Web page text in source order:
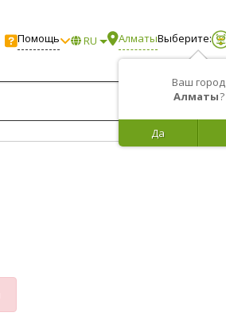
Помощь RU Алматы
Ваш город
Алматы?
Да
Выберите: